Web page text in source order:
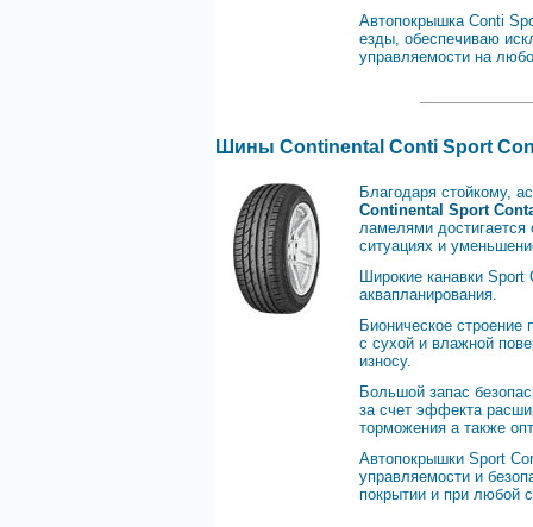
Автопокрышка Conti
езды, обеспечиваю
управляемости на
Шины Continental Conti Sport
Благодаря стойкому,
Continental Sport
ламелями
ситуациях и
Широкие канавки Sport
аквапланирования.
Бионическое строение
с сухой и влажной
износу.
Большой запас
за счет эффекта
торможения а также
Автопокрышки Sport
управляемости и
покрытии и при любой